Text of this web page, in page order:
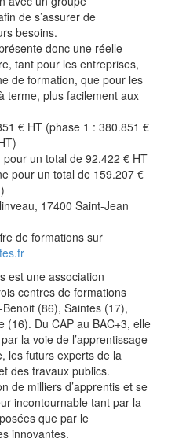
de s’assurer de
besoins.
donc une réelle
tant pour les entreprises,
de formation, que pour les
terme, plus facilement aux
€ HT (phase 1 : 380.851 €
un total de 92.422 € HT
pour un total de 159.207 €
17400 Saint-Jean
de formations sur
est une association
centres de formations
(86), Saintes (17),
(16). Du CAP au BAC+3, elle
la voie de l’apprentissage
les futurs experts de la
des travaux publics.
de milliers d’apprentis et se
incontournable tant par la
que par le
innovantes.